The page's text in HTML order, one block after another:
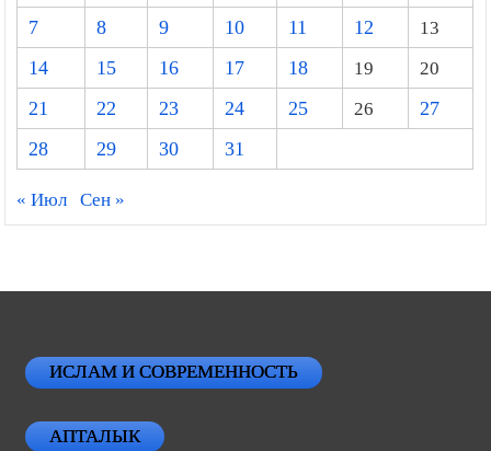
7
8 9 10 11 12
13
14
15 16 17 18 19
20
21
22 23 24 25 26
27
28
29 30 31
« Июл Сен »
ИСЛАМ И СОВРЕМЕННОСТЬ
АПТАЛЫК